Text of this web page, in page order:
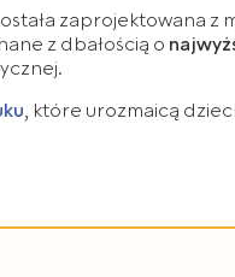
zaprojektowana z
z dbałością o
, które urozmaicą